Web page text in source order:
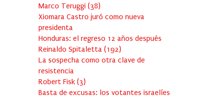
Marco Teruggi (38)
Xiomara Castro juró como nueva
presidenta
Honduras: el regreso 12 años después
Reinaldo Spitaletta (192)
La sospecha como otra clave de
resistencia
Robert Fisk (3)
Basta de excusas: los votantes israelíes